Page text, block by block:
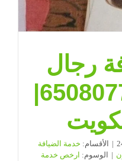
رجال
الكويت | 65080771|
| الأقسام: خدمة الضيافة
| الوسوم: ارخص خدمة